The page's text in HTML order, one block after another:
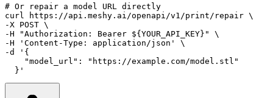
# Or repair a model URL directly
curl
https://api.meshy.ai/openapi/v1/print/repair \
-X POST \
-H
"Authorization: Bearer ${YOUR_API_KEY}"
\
-H
'Content-Type: application/json'
\
-d
'{
    "model_url": "https://example.com/model.stl"
  }'